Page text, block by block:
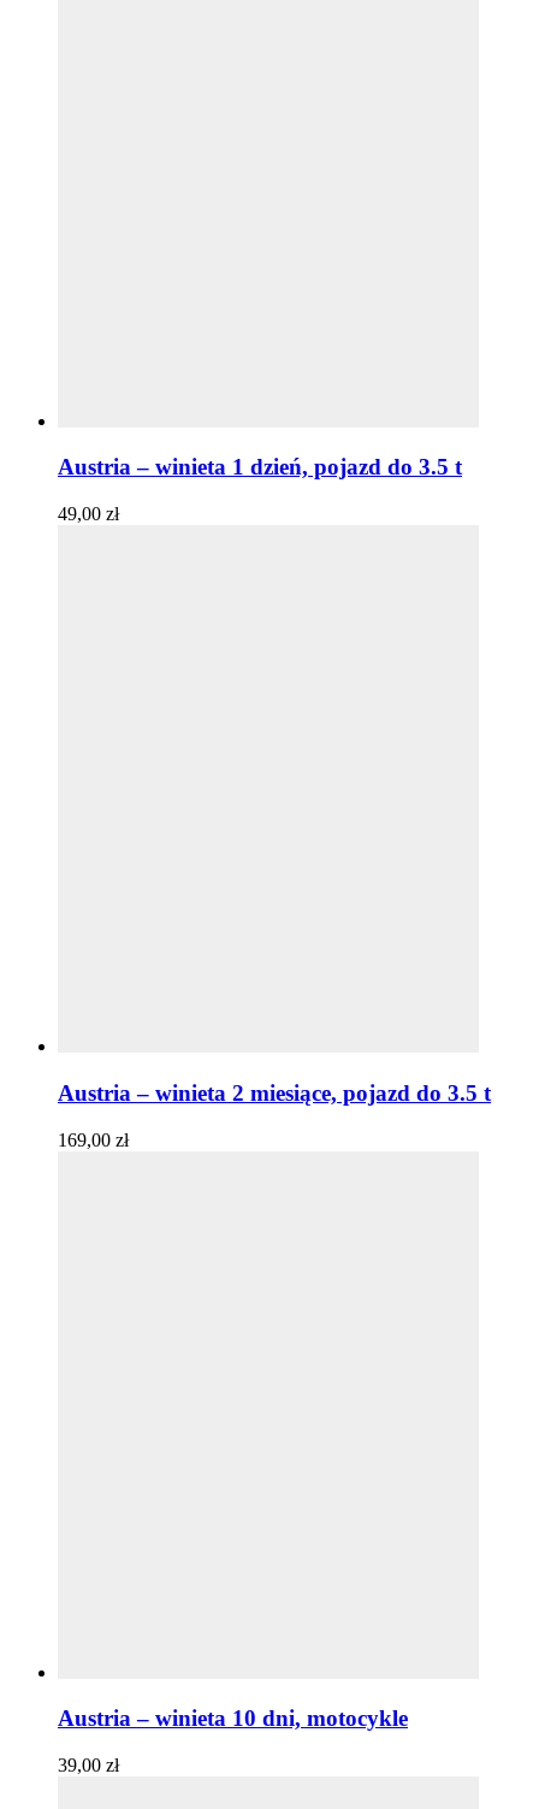
Austria – winieta 1 dzień, pojazd do 3.5 t
49,00 zł
Austria – winieta 2 miesiące, pojazd do 3.5 t
169,00 zł
Austria – winieta 10 dni, motocykle
39,00 zł